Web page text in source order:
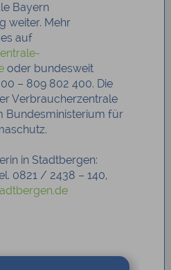
Bayern
weiter. Mehr
auf
oder bundesweit
– 809 802 400. Die
Verbraucherzentrale
Bundesministerium für
in Stadtbergen:
0821 / 2438 – 140,